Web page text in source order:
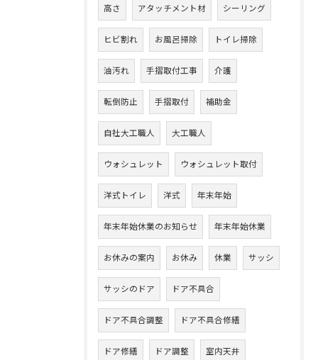
高さ アタッチメント材 シーリング
ヒビ割れ お風呂掃除 トイレ掃除
油汚れ 手摺取付工事 介護
転倒防止 手摺取付 補助金
自社大工職人 大工職人
ウォシュレット ウォシュレット取付
洋式トイレ 洋式 年末年始
年末年始休業のお知らせ 年末年始休業
お休みの案内 お休み 休業 サッシ
サッシのドア ドア不具合
ドア不具合調整 ドア不具合修繕
ドア修繕 ドア調整 室内天井